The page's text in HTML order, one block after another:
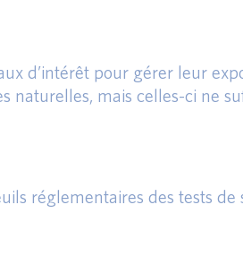
d’intérêt pour gérer leur
mais celles-ci ne
réglementaires des tests de